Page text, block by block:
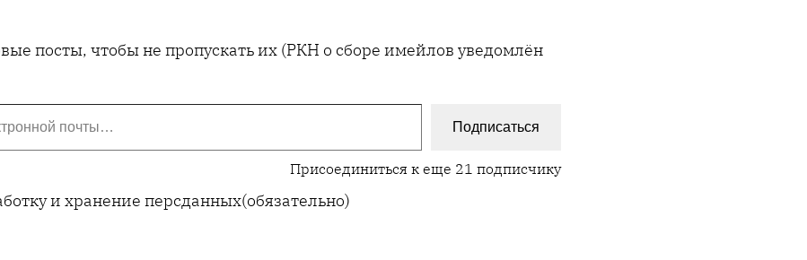
посты, чтобы не пропускать их (РКН о сборе имейлов уведомлён
Подписаться
Присоединиться к еще 21 подписчику
и хранение персданных(обязательно)